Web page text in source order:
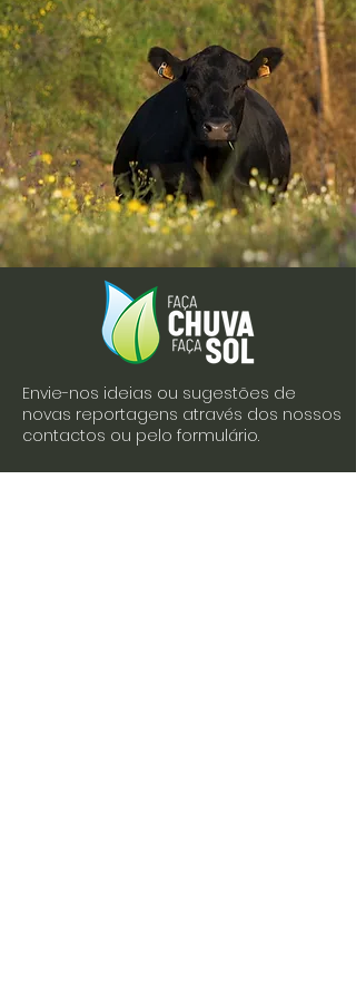
Envie-nos ideias ou sugestões de
novas reportagens através dos nossos
contactos ou pelo formulário.